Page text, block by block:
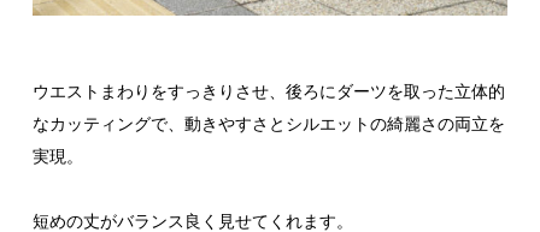
ウエストまわりをすっきりさせ、後ろにダーツを取った立体的
なカッティングで、動きやすさとシルエットの綺麗さの両立を
実現。
短めの丈がバランス良く見せてくれます。